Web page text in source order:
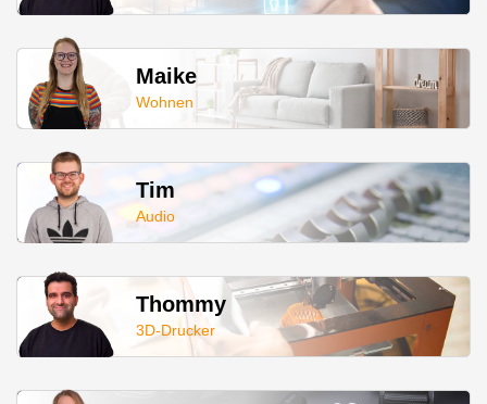
Maike
Wohnen
Tim
Audio
Thommy
3D-Drucker